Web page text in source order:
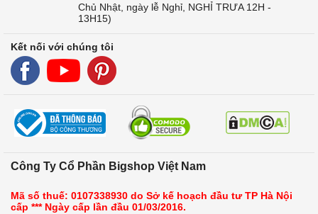
Chủ Nhật, ngày lễ Nghỉ, NGHỈ TRƯA 12H -
13H15)
Kết nối với chúng tôi
Công Ty Cổ Phần Bigshop Việt Nam
Mã số thuế: 0107338930 do Sở kế hoạch đầu tư TP Hà Nội
cấp *** Ngày cấp lần đầu 01/03/2016.